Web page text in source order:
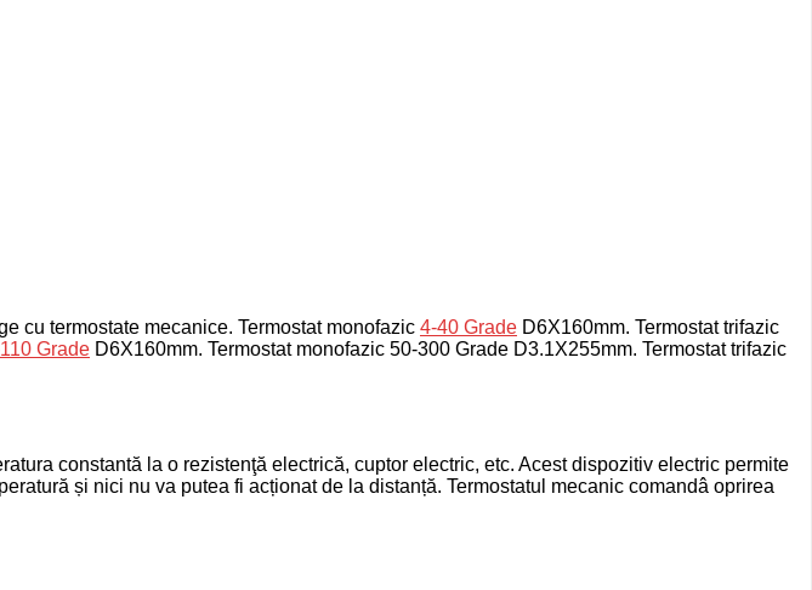
cu termostate mecanice. Termostat monofazic 4-40 Grade D6X160mm. Termostat trifazic
Grade D6X160mm. Termostat monofazic 50-300 Grade D3.1X255mm. Termostat trifazic
constantă la o rezistenţă electrică, cuptor electric, etc. Acest dispozitiv electric permite
și nici nu va putea fi acționat de la distanță. Termostatul mecanic comandâ oprirea